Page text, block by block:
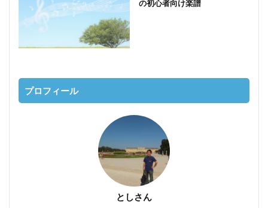
の初心者向け楽譜
プロフィール
としさん